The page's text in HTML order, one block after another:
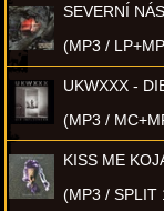
SEVERNÍ
(MP3 /
UKWXXX -
(MP3 /
KISS ME
(MP3 / SPLIT